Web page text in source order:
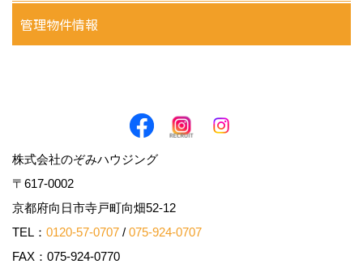
管理物件情報
株式会社のぞみハウジング
〒617-0002
京都府向日市寺戸町向畑52-12
TEL： 0120-57-0707 / 075-924-0707
FAX：075-924-0770